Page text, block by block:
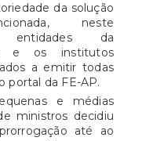
da solução
neste
entidades da
e os institutos
a emitir todas
portal da FE-AP.
e médias
ministros decidiu
até ao